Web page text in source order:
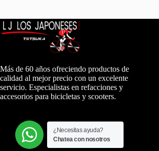
Más de 60 años ofreciendo productos de
calidad al mejor precio con un excelente
servicio. Especialistas en refacciones y
accesorios para bicicletas y scooters.
¿Necesitas ayuda?
Chatea con nosotros